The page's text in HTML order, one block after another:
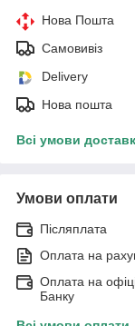
Нова Пошта
Самовивіз
Delivery
Нова пошта
Всі умови
Умови оплати
Післяплата
Оплата на
Оплата на
Банку